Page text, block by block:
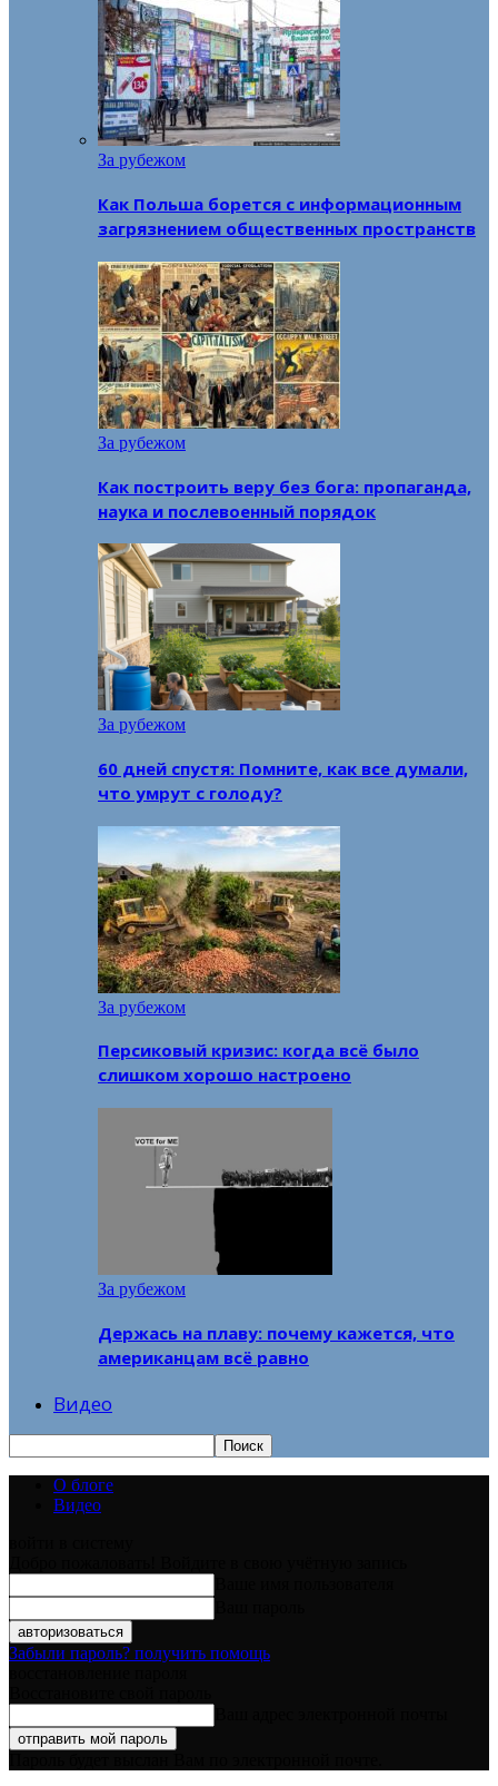
За рубежом
Как Польша борется с информационным
загрязнением общественных пространств
За рубежом
Как построить веру без бога: пропаганда,
наука и послевоенный порядок
За рубежом
60 дней спустя: Помните, как все думали,
что умрут с голоду?
За рубежом
Персиковый кризис: когда всё было
слишком хорошо настроено
За рубежом
Держась на плаву: почему кажется, что
американцам всё равно
Видео
О блоге
Видео
Забыли пароль? получить помощь